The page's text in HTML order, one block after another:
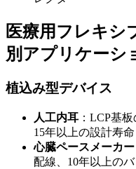
医療用フレキシ
別アプリケーシ
植込み型デバイス
人工内耳 ：LCP基
15年以上の設計寿命
心臓ペースメーカー
配線、10年以上の